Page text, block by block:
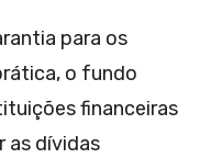
para os
o fundo
financeiras
as dívidas